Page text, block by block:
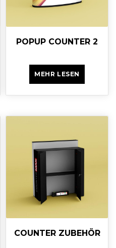
POPUP COUNTER 2
MEHR LESEN
COUNTER ZUBEHÖR